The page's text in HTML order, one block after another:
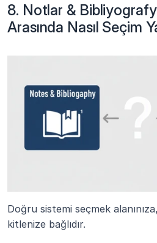
8. Notlar &
Arasında Nasıl Seçim
Doğru sistemi seçmek
kitlenize bağlıdır.